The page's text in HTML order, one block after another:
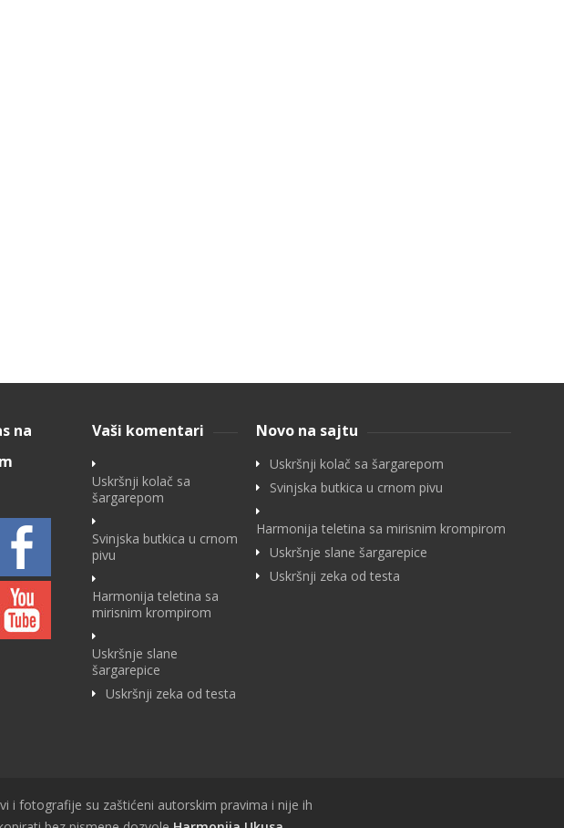
na
Vaši komentari
Uskršnji kolač sa
šargarepom
Svinjska butkica u crnom
pivu
Harmonija teletina sa
mirisnim krompirom
Uskršnje slane
šargarepice
Uskršnji zeka od testa
Novo na sajtu
Uskršnji kolač sa šargarepom
Svinjska butkica u crnom pivu
Harmonija teletina sa mirisnim krompirom
Uskršnje slane šargarepice
Uskršnji zeka od testa
i fotografije su zaštićeni autorskim pravima i nije ih